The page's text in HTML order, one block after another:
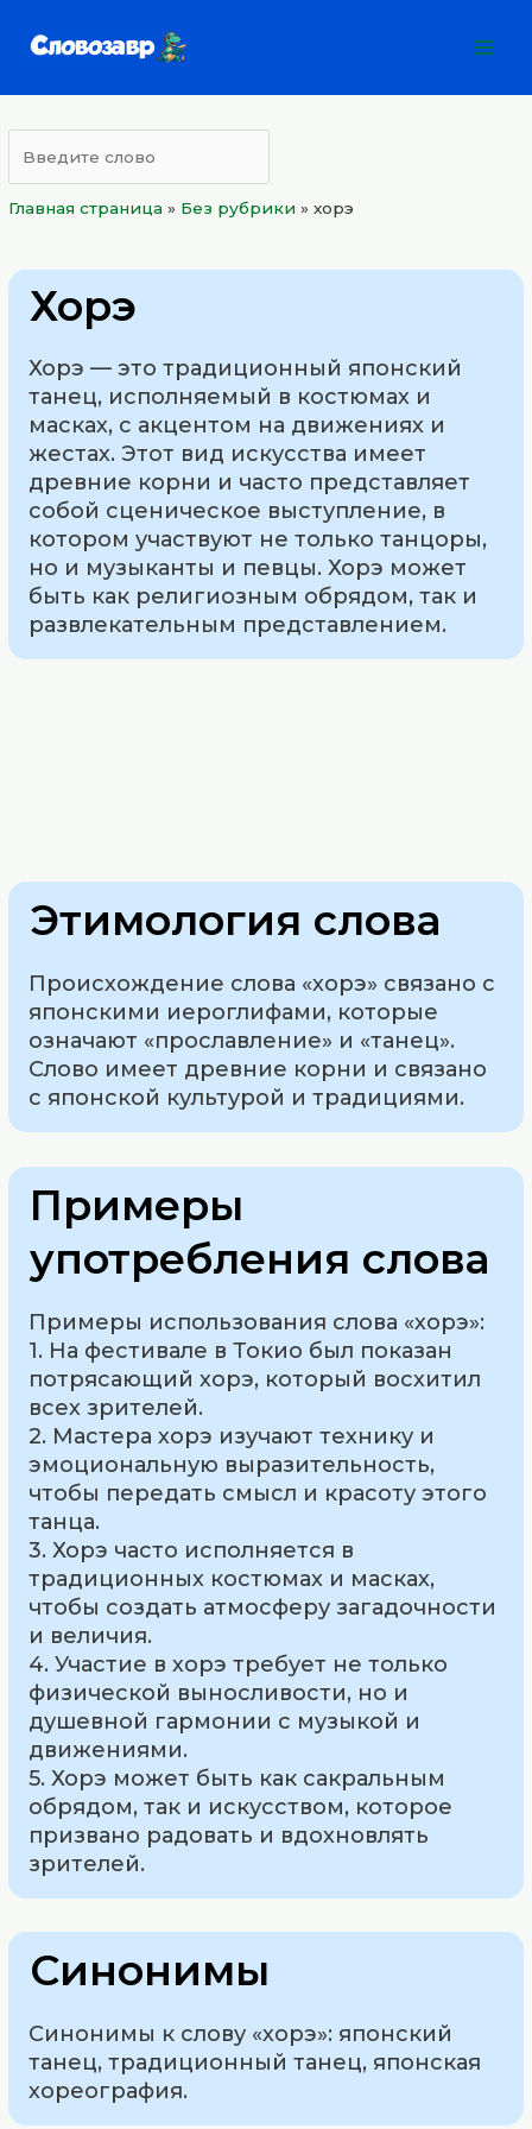
Главная страница » Без рубрики »хорэ
Хорэ
Хорэ — это традиционный японский
танец, исполняемый в костюмах и
масках, с акцентом на движениях и
жестах. Этот вид искусства имеет
древние корни и часто представляет
собой сценическое выступление, в
котором участвуют не только танцоры,
но и музыканты и певцы. Хорэ может
быть как религиозным обрядом, так и
развлекательным представлением.
Этимология слова
Происхождение слова «хорэ» связано с
японскими иероглифами, которые
означают «прославление» и «танец».
Слово имеет древние корни и связано
с японской культурой и традициями.
Примеры
употребления слова
Примеры использования слова «хорэ»:
1. На фестивале в Токио был показан
потрясающий хорэ, который восхитил
всех зрителей.
2. Мастера хорэ изучают технику и
эмоциональную выразительность,
чтобы передать смысл и красоту этого
танца.
3. Хорэ часто исполняется в
традиционных костюмах и масках,
чтобы создать атмосферу загадочности
и величия.
4. Участие в хорэ требует не только
физической выносливости, но и
душевной гармонии с музыкой и
движениями.
5. Хорэ может быть как сакральным
обрядом, так и искусством, которое
призвано радовать и вдохновлять
зрителей.
Синонимы
Синонимы к слову «хорэ»: японский
танец, традиционный танец, японская
хореография.